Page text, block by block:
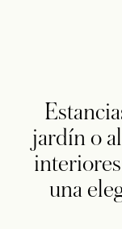
jardín o
una